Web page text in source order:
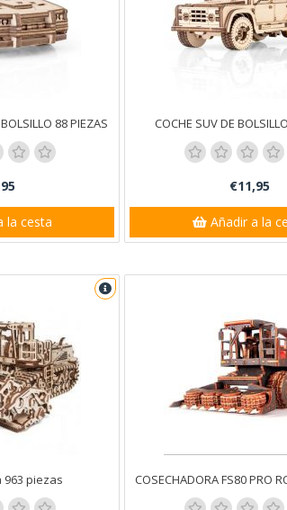
88 PIEZAS
la cesta
COCHE SUV DE
€11,95
Añadir a la
piezas COSECHADORA FS80 PRO